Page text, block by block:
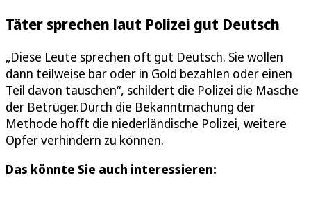
Täter sprechen laut Polizei gut Deutsch
„Diese Leute sprechen oft gut Deutsch. Sie wollen
dann teilweise bar oder in Gold bezahlen oder einen
Teil davon tauschen“, schildert die Polizei die Masche
der Betrüger.Durch die Bekanntmachung der
Methode hofft die niederländische Polizei, weitere
Opfer verhindern zu können.
Das könnte Sie auch interessieren: